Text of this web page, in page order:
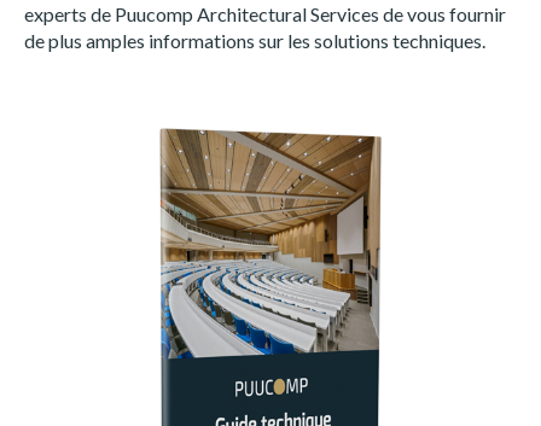
experts de Puucomp Architectural Services de vous fournir
de plus amples informations sur les solutions techniques.